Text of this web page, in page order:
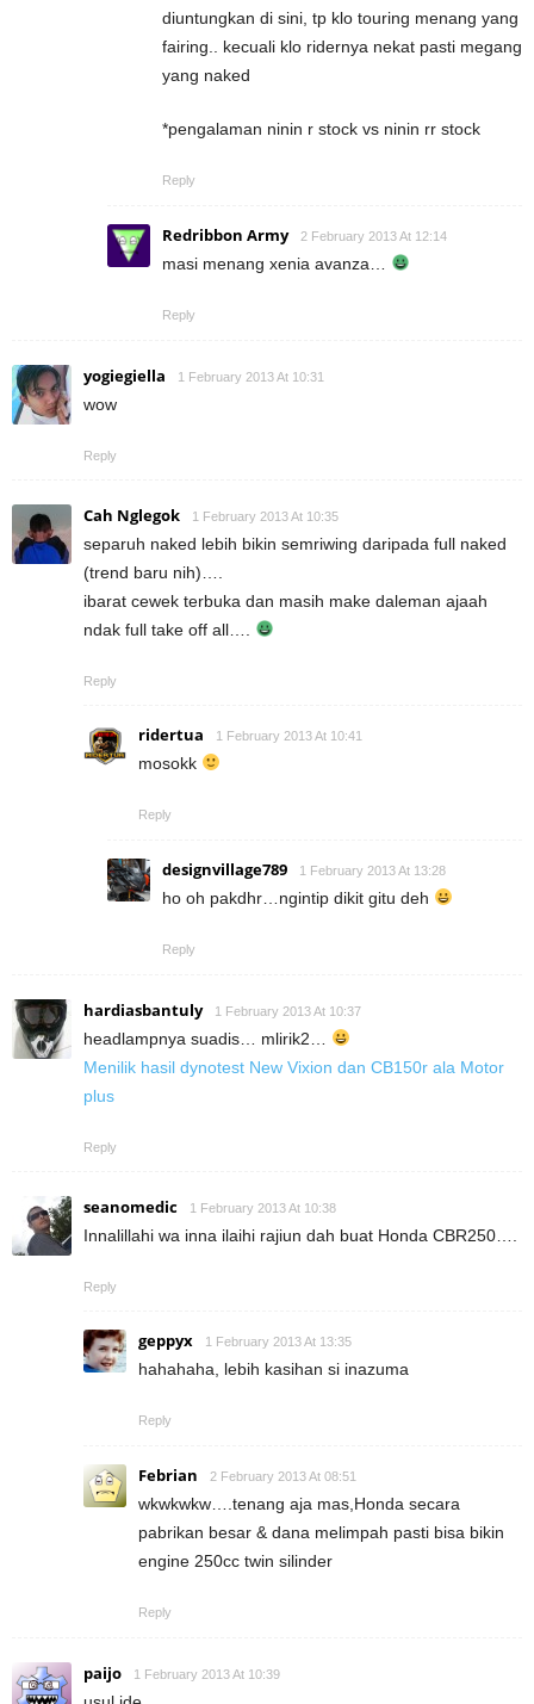
diuntungkan di sini, tp klo touring menang yang
fairing.. kecuali klo ridernya nekat pasti megang
yang naked
*pengalaman ninin r stock vs ninin rr stock
Reply
Redribbon Army 2 February 2013 At 12:14
masi menang xenia avanza…
Reply
yogiegiella 1 February 2013 At 10:31
wow
Reply
Cah Nglegok 1 February 2013 At 10:35
separuh naked lebih bikin semriwing daripada full naked
(trend baru nih)….
ibarat cewek terbuka dan masih make daleman ajaah
ndak full take off all….
Reply
ridertua 1 February 2013 At 10:41
mosokk
Reply
designvillage789 1 February 2013 At 13:28
ho oh pakdhr…ngintip dikit gitu deh
Reply
hardiasbantuly 1 February 2013 At 10:37
headlampnya suadis… mlirik2…
Menilik hasil dynotest New Vixion dan CB150r ala Motor
plus
Reply
seanomedic 1 February 2013 At 10:38
Innalillahi wa inna ilaihi rajiun dah buat Honda CBR250….
Reply
geppyx 1 February 2013 At 13:35
hahahaha, lebih kasihan si inazuma
Reply
Febrian 2 February 2013 At 08:51
wkwkwkw….tenang aja mas,Honda secara
pabrikan besar & dana melimpah pasti bisa bikin
engine 250cc twin silinder
Reply
paijo 1 February 2013 At 10:39